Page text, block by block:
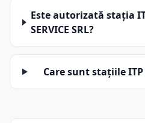
Este autorizată stația
SERVICE SRL?
Care sunt stațiile